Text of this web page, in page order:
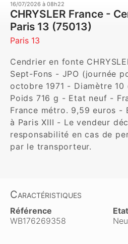
16/07/2026 à 08h22
CHRYSLER France -
Paris 13 (75013)
Paris 13
Cendrier en fonte
Sept-Fons - JPO (journée
octobre 1971 - Diamètre
Poids 716 g - Etat neuf -
France métro. 9,59 euros -
à Paris XIII - Le vendeur
responsabilité en cas de
par le transporteur.
Caractéristiques
Référence
WB176269358